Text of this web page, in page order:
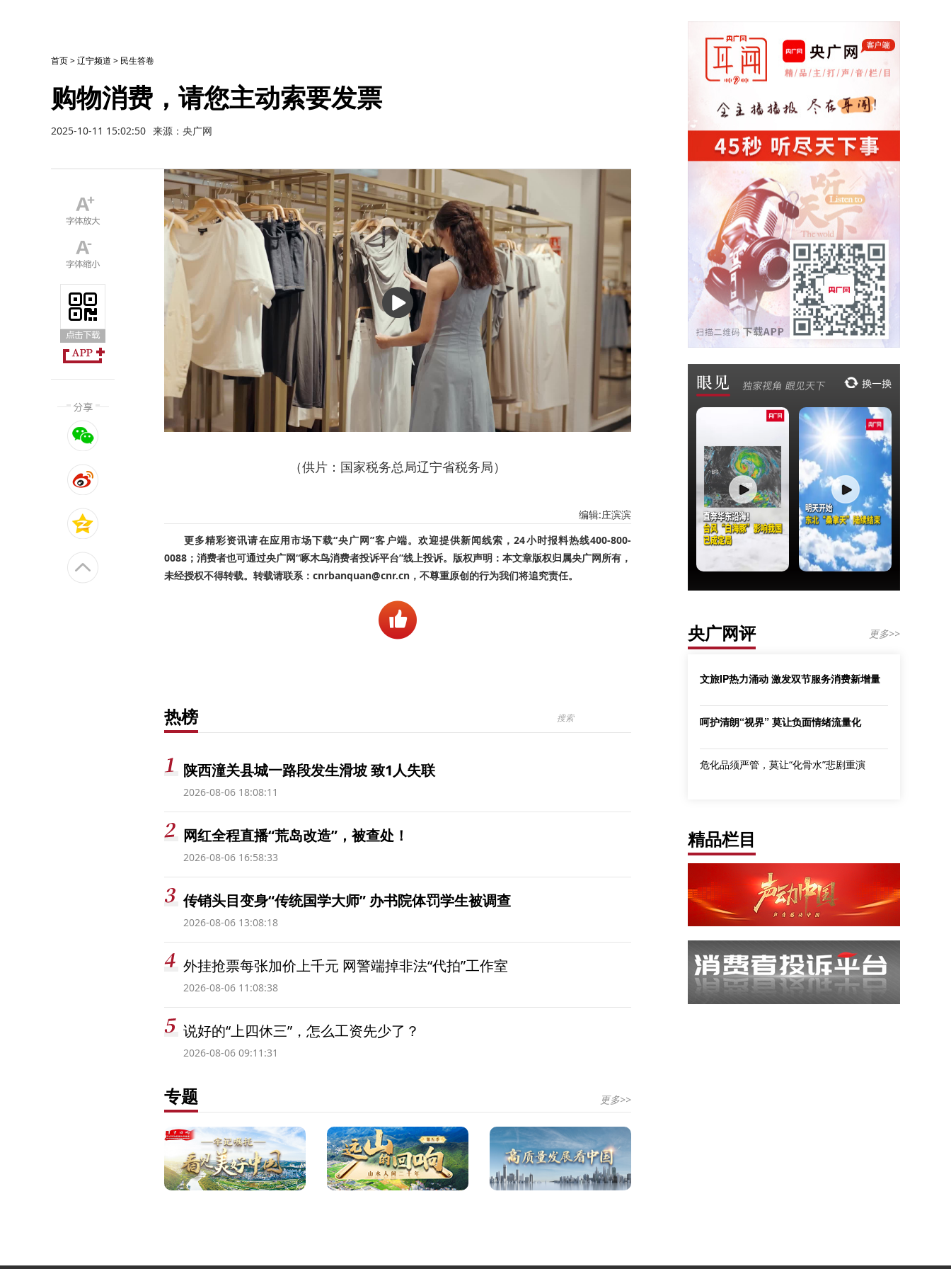
首页>辽宁频道 > 民生答卷
购物消费，请您主动索要发票
2025-10-11 15:02:50 来源：央广网
播
放
（供片：国家税务总局辽宁省税务局）
编辑:庄滨滨
更多精彩资讯请在应用市场下载“央广网”客户端。欢迎提供新闻线索，24小时报料热线400-800-
0088；消费者也可通过央广网“啄木鸟消费者投诉平台”线上投诉。版权声明：本文章版权归属央广网所有，
未经授权不得转载。转载请联系：cnrbanquan@cnr.cn，不尊重原创的行为我们将追究责任。
热榜
陕西潼关县城一路段发生滑坡 致1人失联
2026-08-06 18:08:11
网红全程直播“荒岛改造”，被查处！
2026-08-06 16:58:33
传销头目变身“传统国学大师” 办书院体罚学生被调查
2026-08-06 13:08:18
外挂抢票每张加价上千元 网警端掉非法“代拍”工作室
2026-08-06 11:08:38
说好的“上四休三”，怎么工资先少了？
2026-08-06 09:11:31
专题 更多>>
央广网评 更多>>
文旅IP热力涌动 激发双节服务消费新增量
呵护清朗“视界” 莫让负面情绪流量化
危化品须严管，莫让“化骨水”悲剧重演
精品栏目